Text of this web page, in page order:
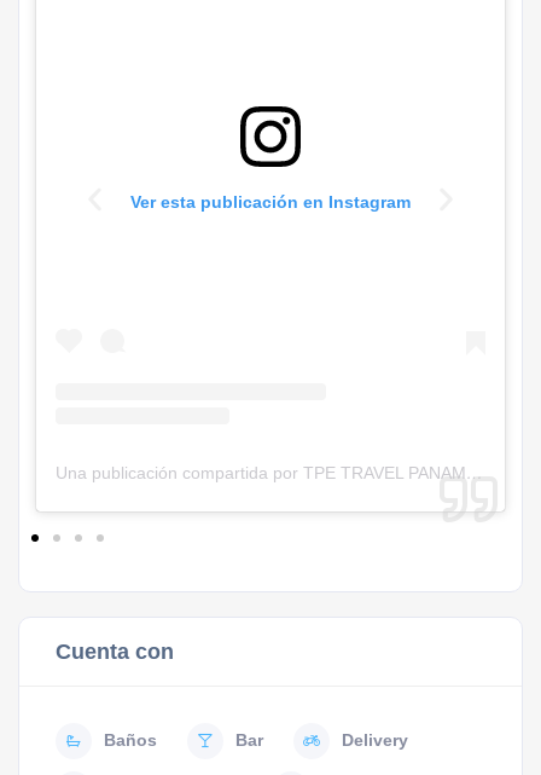
Ver esta publicación en Instagram
Una publicación compartida por TPE TRAVEL PANAMA (@tpetravelpanama)
Cuenta con
Baños Bar Delivery